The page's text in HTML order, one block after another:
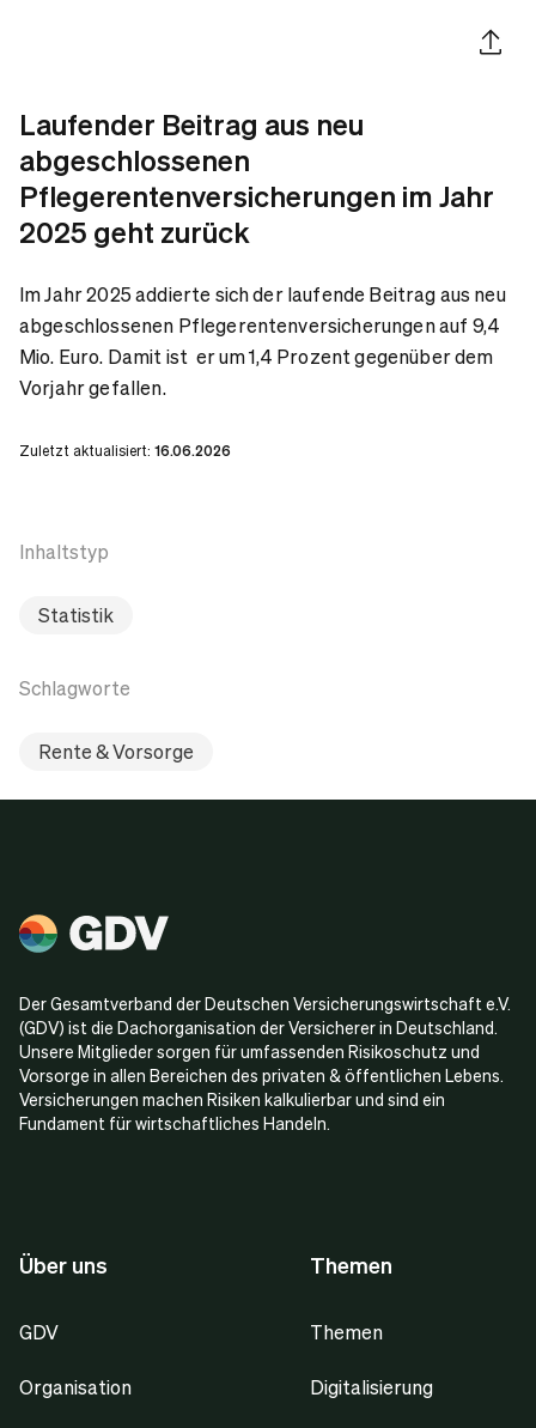
Artikel
Laufender Beitrag aus neu
abgeschlossenen
Pflegerentenversicherungen im Jahr
2025 geht zurück
Im Jahr 2025 addierte sich der laufende Beitrag aus neu
abgeschlossenen Pflegerentenversicherungen auf 9,4
Mio. Euro. Damit ist er um 1,4 Prozent gegenüber dem
Vorjahr gefallen.
Zuletzt aktualisiert: 16.06.2026
Inhaltstyp
Statistik
Schlagworte
Rente & Vorsorge
Der Gesamtverband der Deutschen Versicherungswirtschaft e.V.
(GDV) ist die Dachorganisation der Versicherer in Deutschland.
Unsere Mitglieder sorgen für umfassenden Risikoschutz und
Vorsorge in allen Bereichen des privaten & öffentlichen Lebens.
Versicherungen machen Risiken kalkulierbar und sind ein
Fundament für wirtschaftliches Handeln.
Über uns
GDV
Organisation
Themen
Themen
Digitalisierung